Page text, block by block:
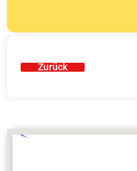
Zurück